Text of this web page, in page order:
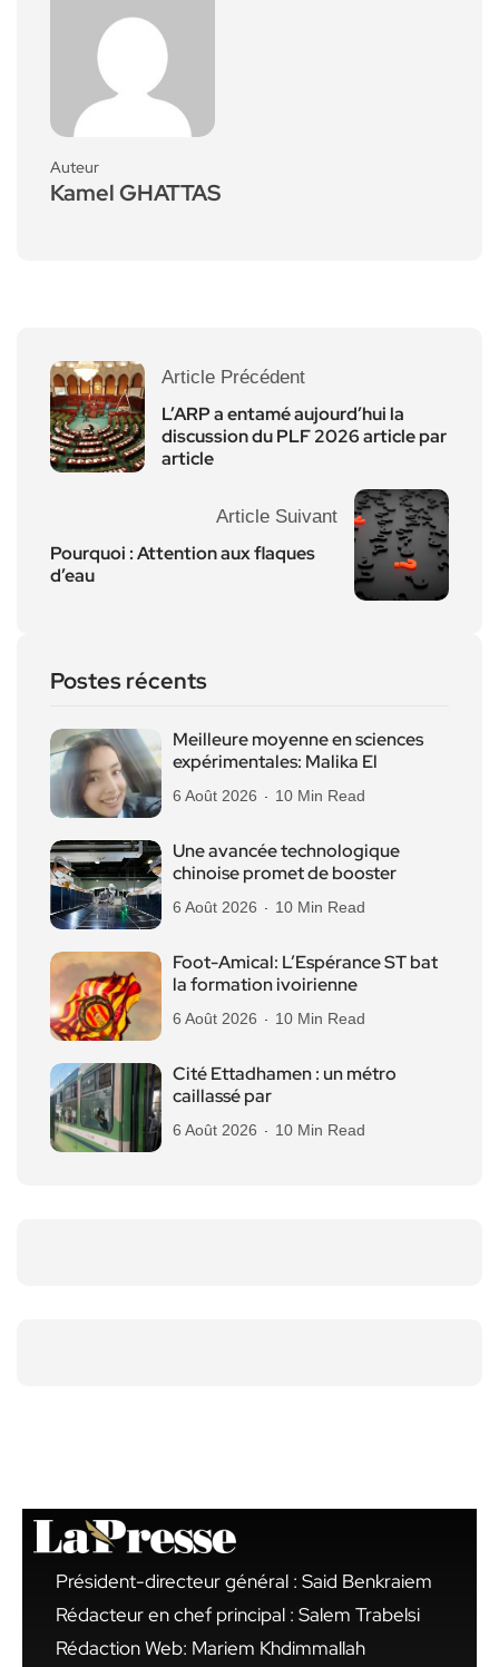
Auteur
Kamel GHATTAS
Article Précédent
L’ARP a entamé aujourd’hui la
discussion du PLF 2026 article par
article
Article Suivant
Pourquoi : Attention aux flaques
d’eau
Postes récents
Meilleure moyenne en sciences
expérimentales: Malika El
6 Août 2026 10 Min Read
Une avancée technologique
chinoise promet de booster
6 Août 2026 10 Min Read
Foot-Amical: L’Espérance ST bat
la formation ivoirienne
6 Août 2026 10 Min Read
Cité Ettadhamen : un métro
caillassé par
6 Août 2026 10 Min Read
Président-directeur général : Said Benkraiem
Rédacteur en chef principal : Salem Trabelsi
Rédaction Web: Mariem Khdimmallah